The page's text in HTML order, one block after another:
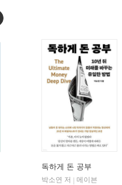
독하게 돈 공부
박소연 저
메이븐